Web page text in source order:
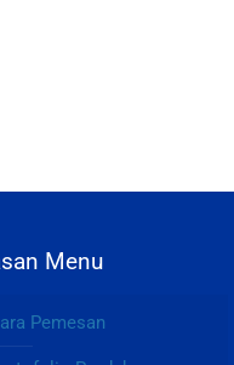
Menu
Pemesan